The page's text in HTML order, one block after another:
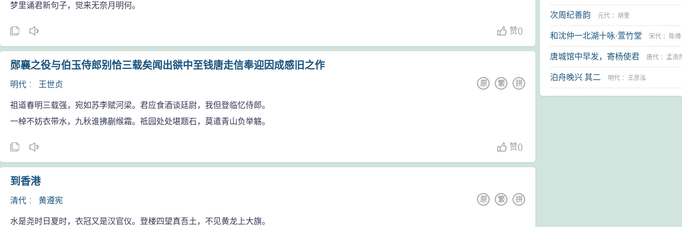
梦里诵君新句子，觉来无奈月明何。
赞()
郧襄之役与伯玉侍郎别恰三载矣闻出谼中至钱唐走信奉迎因成感旧之作
明代 ： 王世贞 拼
繁
原
祖道春明三载强，宛如苏李赋河梁。君应食酒谈廷尉，我但登临忆侍郎。
一棹不妨衣带水，九秋谁拂蒯缑霜。祗园处处堪题石，莫遣青山负举觞。
赞()
到香港
清代 ： 黄遵宪 拼
繁
原
水是尧时日夏时，衣冠又是汉官仪。登楼四望真吾土，不见黄龙上大旗。
解 其二 清代 ：樊增祥
次周纪善韵 元代 ： 胡奎
和沈仲一北湖十咏·萱竹堂 宋代 ： 陈
唐城馆中早发，寄杨使君 唐代 ： 孟浩
泊舟晚兴 其二 明代 ： 王彦泓